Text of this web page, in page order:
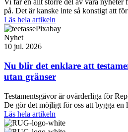
Vi får en allt större del av våra
på. Det är kanske inte så konstigt att
Läs hela artikeln
Nyhet
10 jul. 2026
Nu blir det enklare att
utan gränser
Testamentsgåvor är ovärderliga för
De gör det möjligt för oss att bygga en
Läs hela artikeln